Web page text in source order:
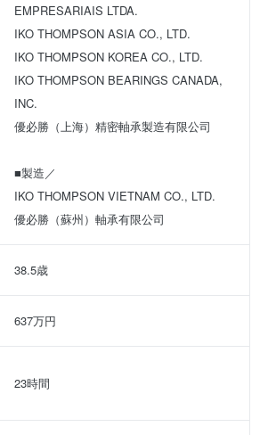
EMPRESARIAIS LTDA.
IKO THOMPSON ASIA CO., LTD.
IKO THOMPSON KOREA CO., LTD.
IKO THOMPSON BEARINGS CANADA,
INC.
優必勝（上海）精密軸承製造有限公司
■製造／
IKO THOMPSON VIETNAM CO., LTD.
優必勝（蘇州）軸承有限公司
38.5歳
637万円
23時間